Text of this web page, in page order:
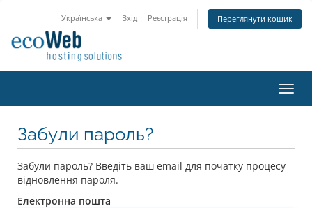
Українська Вхід Реєстрація Переглянути кошик
Забули пароль?
Забули пароль? Введіть ваш email для початку процесу
відновлення пароля.
Електронна пошта